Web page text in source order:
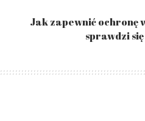
Jak zapewnić ochronę
sprawdzi